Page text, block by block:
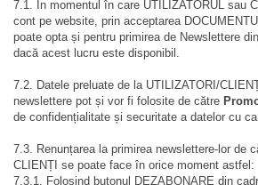
7.1. În momentul în care UTILIZATORUL sau
cont pe website, prin acceptarea
poate opta și pentru primirea de Newslettere
dacă acest lucru este disponibil.
7.2. Datele preluate de la UTILIZATORI/
newslettere pot și vor fi folosite de către
de confidențialitate și securitate a datelor cu
7.3. Renunțarea la primirea newslettere-lor de
CLIENȚI se poate face în orice moment astfel:
7.3.1. Folosind butonul DEZABONARE din